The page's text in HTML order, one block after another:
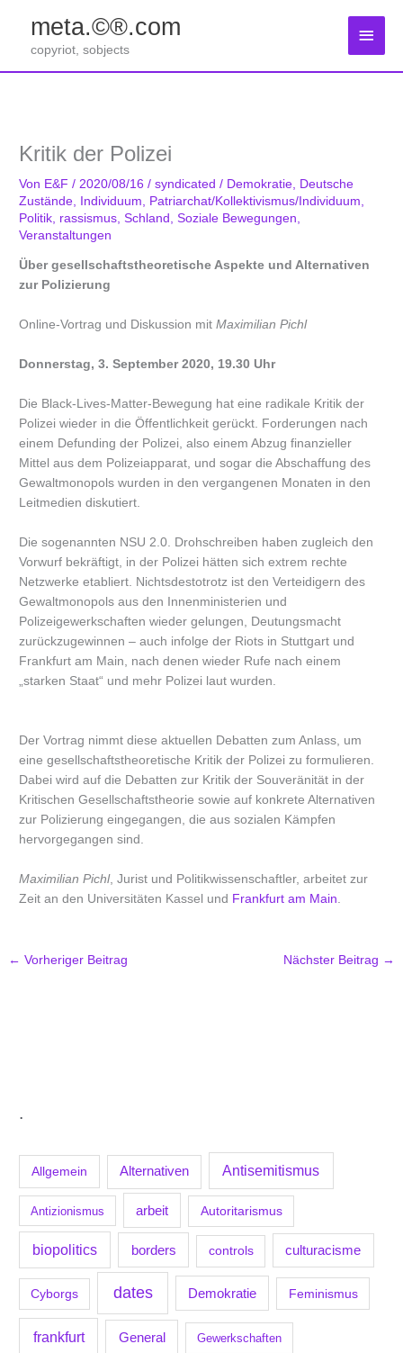
springen
meta.©®.com
copyriot, sobjects
.
Allgemein Alternativen Antisemitismus
Antizionismus arbeit Autoritarismus
biopolitics borders controls culturacisme
Cyborgs dates Demokratie Feminismus
frankfurt General Gewerkschaften
Kritik der Polizei
Von E&F/ 2020/08/16/syndicated / Demokratie Deutsche
Zustände Individuum Patriarchat/Kollektivismus/Individuum
Politik rassismus ,Schland ,Soziale Bewegungen
Veranstaltungen
Über gesellschaftstheoretische Aspekte und Alternativen
zur Polizierung
Online-Vortrag und Diskussion mitMaximilian Pichl
Donnerstag, 3. September 2020, 19.30 Uhr
Die Black-Lives-Matter-Bewegung hat eine radikale Kritik der
Polizei wieder in die Öffentlichkeit gerückt. Forderungen nach
einem Defunding der Polizei, also einem Abzug finanzieller
Mittel aus dem Polizeiapparat, und sogar die Abschaffung des
Gewaltmonopols wurden in den vergangenen Monaten in den
Leitmedien diskutiert.
Die sogenannten NSU 2.0. Drohschreiben haben zugleich den
Vorwurf bekräftigt, in der Polizei hätten sich extrem rechte
Netzwerke etabliert. Nichtsdestotrotz ist den Verteidigern des
Gewaltmonopols aus den Innenministerien und
Polizeigewerkschaften wieder gelungen, Deutungsmacht
zurückzugewinnen – auch infolge der Riots in Stuttgart und
Frankfurt am Main, nach denen wieder Rufe nach einem
„starken Staat“ und mehr Polizei laut wurden.
Der Vortrag nimmt diese aktuellen Debatten zum Anlass, um
eine gesellschaftstheoretische Kritik der Polizei zu formulieren.
Dabei wird auf die Debatten zur Kritik der Souveränität in der
Kritischen Gesellschaftstheorie sowie auf konkrete Alternativen
zur Polizierung eingegangen, die aus sozialen Kämpfen
hervorgegangen sind.
Maximilian Pichl, Jurist und Politikwissenschaftler, arbeitet zur
Zeit an den Universitäten Kassel und Frankfurt am Main
← Vorheriger Beitrag Nächster Beitrag →